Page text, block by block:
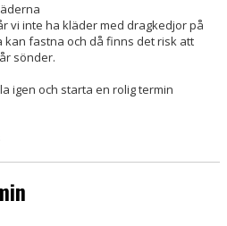
vi inte ha kläder med dragkedjor på
fastna och då finns det risk att
sönder.
igen och starta en rolig termin